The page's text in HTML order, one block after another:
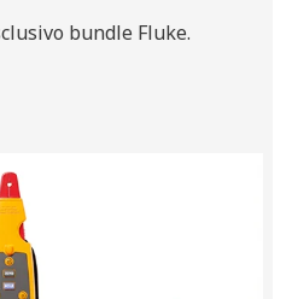
bundle Fluke.